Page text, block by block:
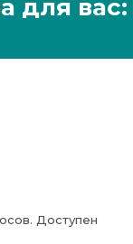
Доступен